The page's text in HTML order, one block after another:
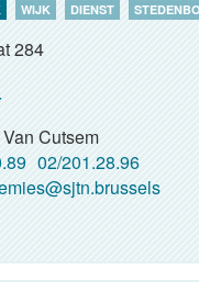
WIJK DIENST
284
Cutsem
02/201.28.96